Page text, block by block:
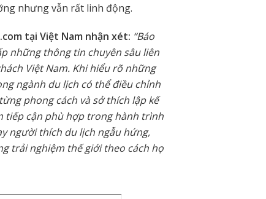
nhưng vẫn rất linh động.
tại Việt Nam nhận xét: “Báo
những thông tin chuyên sâu liên
Việt Nam. Khi hiểu rõ những
ngành du lịch có thể điều chỉnh
phong cách và sở thích lập kế
tiếp cận phù hợp trong hành trình
người thích du lịch ngẫu hứng,
trải nghiệm thế giới theo cách họ